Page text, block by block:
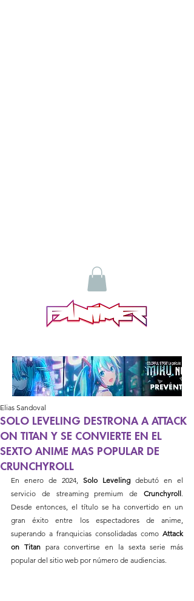
SOLO LEVELING DESTRONA A ATTACK
ON TITAN Y SE CONVIERTE EN EL
SEXTO ANIME MAS POPULAR DE
CRUNCHYROLL
Elias Sandoval
En enero de 2024, Solo Leveling debutó en el
servicio de streaming premium de Crunchyroll
Desde entonces, el título se ha convertido en un
gran éxito entre los espectadores de anime,
superando a franquicias consolidadas como Attack
on Titan para convertirse en la sexta serie más
popular del sitio web por número de audiencias.